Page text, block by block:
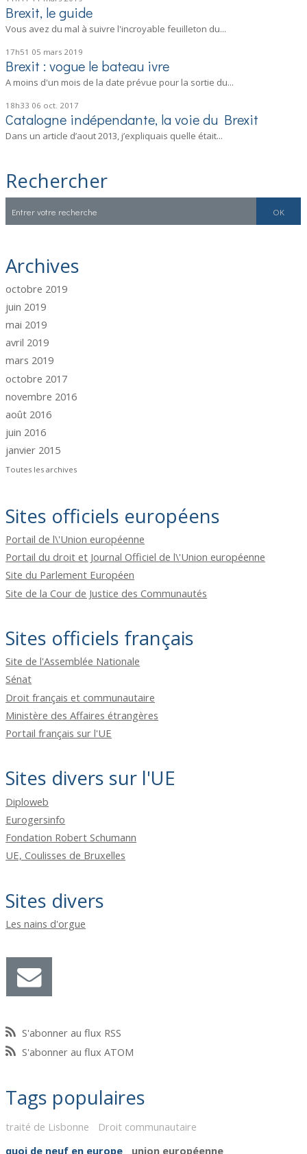
Brexit, le guide
Vous avez du mal à suivre l'incroyable feuilleton du...
17h51 05 mars 2019
Brexit : vogue le bateau ivre
A moins d'un mois de la date prévue pour la sortie du...
18h33 06 oct. 2017
Catalogne indépendante, la voie du Brexit
Dans un article d’aout 2013, j’expliquais quelle était...
Rechercher
Archives
octobre 2019
juin 2019
mai 2019
avril 2019
mars 2019
octobre 2017
novembre 2016
août 2016
juin 2016
janvier 2015
Toutes les archives
Sites officiels européens
Portail de l\'Union européenne
Portail du droit et Journal Officiel de l\'Union européenne
Site du Parlement Européen
Site de la Cour de Justice des Communautés
Sites officiels français
Site de l'Assemblée Nationale
Sénat
Droit français et communautaire
Ministère des Affaires étrangères
Portail français sur l'UE
Sites divers sur l'UE
Diploweb
Eurogersinfo
Fondation Robert Schumann
UE, Coulisses de Bruxelles
Sites divers
Les nains d'orgue
S'abonner au flux RSS
S'abonner au flux ATOM
Tags populaires
traité de Lisbonne
Droit communautaire
quoi de neuf en europe
union européenne